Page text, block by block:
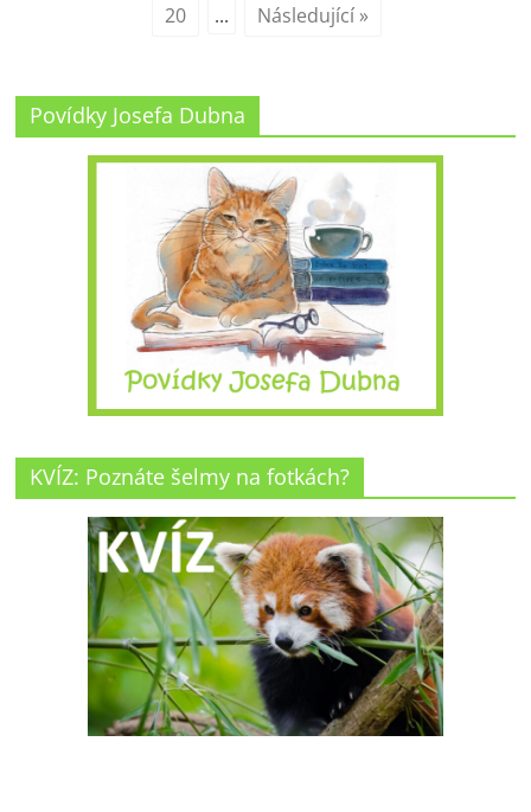
20 ... Následující »
Povídky Josefa Dubna
KVÍZ: Poznáte šelmy na fotkách?